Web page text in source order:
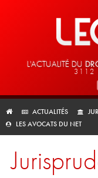
L'ACTUALITÉ DU
3112
ACTUALITÉS
LES AVOCATS DU NET